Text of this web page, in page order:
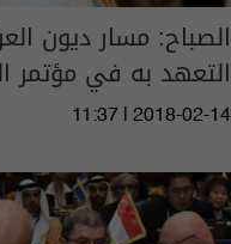
الصباح: مسار ديون
التعهد به في مؤتمر
11:37 | 2018-02-14